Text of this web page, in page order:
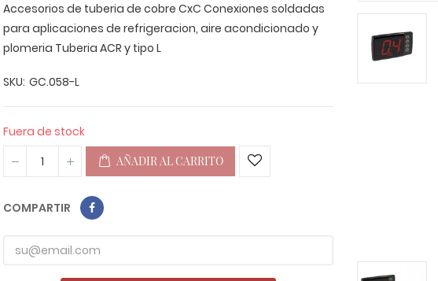
Accesorios de tuberia de cobre CxC Conexiones soldadas
para aplicaciones de refrigeracion, aire acondicionado y
plomeria Tuberia ACR y tipo L
SKU GC.058-L
Fuera de stock
AÑADIR AL CARRITO
COMPARTIR